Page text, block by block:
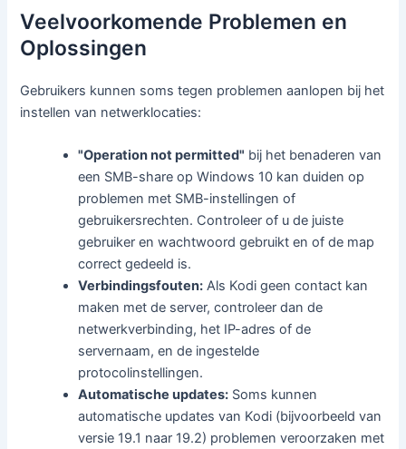
Veelvoorkomende Problemen en
Oplossingen
Gebruikers kunnen soms tegen problemen aanlopen bij het
instellen van netwerklocaties:
"Operation not permitted" bij het benaderen van
een SMB-share op Windows 10 kan duiden op
problemen met SMB-instellingen of
gebruikersrechten. Controleer of u de juiste
gebruiker en wachtwoord gebruikt en of de map
correct gedeeld is.
Verbindingsfouten: Als Kodi geen contact kan
maken met de server, controleer dan de
netwerkverbinding, het IP-adres of de
servernaam, en de ingestelde
protocolinstellingen.
Automatische updates: Soms kunnen
automatische updates van Kodi (bijvoorbeeld van
versie 19.1 naar 19.2) problemen veroorzaken met